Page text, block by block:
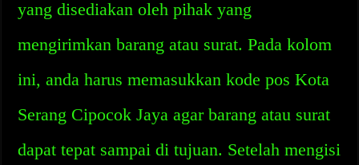
yang disediakan oleh pihak yang
mengirimkan barang atau surat. Pada kolom
ini, anda harus memasukkan kode pos Kota
Serang Cipocok Jaya agar barang atau surat
dapat tepat sampai di tujuan. Setelah mengisi